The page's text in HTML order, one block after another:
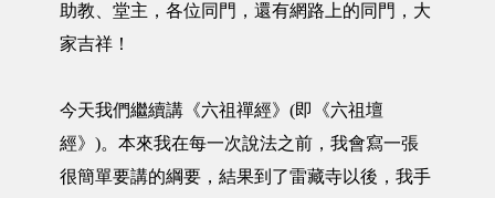
助教、堂主，各位同門，還有網路上的同門，大
家吉祥！
今天我們繼續講《六祖禪經》(即《六祖壇
經》)。本來我在每一次說法之前，我會寫一張
很簡單要講的綱要，結果到了雷藏寺以後，我手